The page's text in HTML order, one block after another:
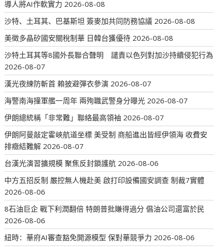
導人將AI作軟實力 2026-08-08
沙特、土耳其、巴基斯坦 簽麥加共同防務協議 2026-08-08
美徵多晶矽國安關稅制華 日韓台獲優待 2026-08-08
沙特土耳其等8國外長聯合聲明 譴責以色列對加沙持續侵犯行為
2026-08-07
漢光夜練防斬首 賴披避彈衣參演 2026-08-07
海警南海撞軍艦一周年 兩殉職武警身分曝光 2026-08-07
伊朗總統稱「非常難」聯絡最高領袖 2026-08-07
伊朗阿曼敲定霍峽航道坐標 美受制 商船進出皆經伊領海 收費安
排癥結難解 2026-08-07
台漢光演習擴規模 聚焦反封鎖護航 2026-08-06
中方五招反制 嚴控無人機赴美 啟打印設備國安調查 制裁7實體
2026-08-06
8石油巨企 戰下利潤翻倍 特朗普批賺得過分 倡油公司還富於民
2026-08-06
紐時：華府AI審查豁免開源模型 保對華競爭力 2026-08-06